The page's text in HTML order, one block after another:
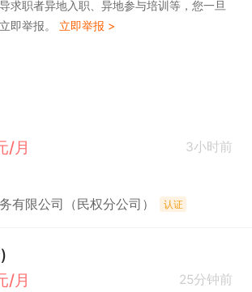
求职者异地入职、异地参与培训等，您一旦
即举报。 立即举报 >
/月
3小时前
有限公司（民权分公司） 认证
/月
25分钟前